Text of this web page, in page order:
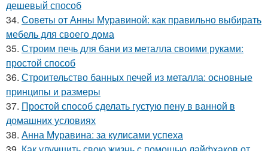
дешевый способ
34. Советы от Анны Муравиной: как правильно выбирать
мебель для своего дома
35. Строим печь для бани из металла своими руками:
простой способ
36. Строительство банных печей из металла: основные
принципы и размеры
37. Простой способ сделать густую пену в ванной в
домашних условиях
38. Анна Муравина: за кулисами успеха